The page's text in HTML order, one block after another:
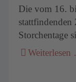
Die vom 16.
stattfindenden
Storchentage